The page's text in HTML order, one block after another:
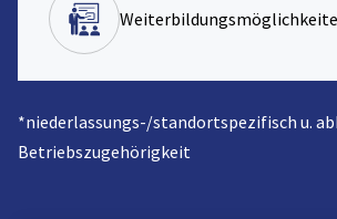
*niederlassungs-/standortspezifisch u.
Betriebszugehörigkeit